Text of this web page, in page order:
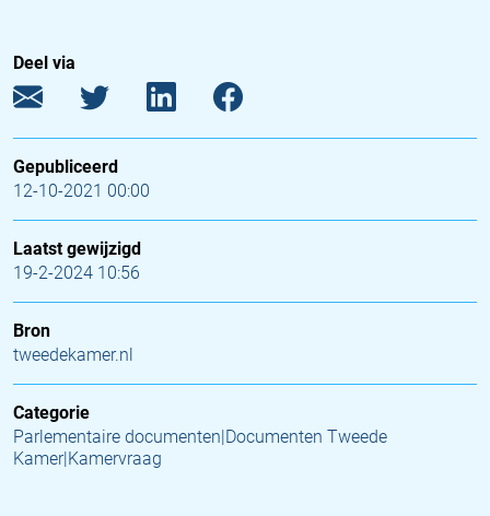
Deel via
Gepubliceerd
12-10-2021 00:00
Laatst gewijzigd
19-2-2024 10:56
Bron
tweedekamer.nl
Categorie
Parlementaire documenten|Documenten Tweede
Kamer|Kamervraag